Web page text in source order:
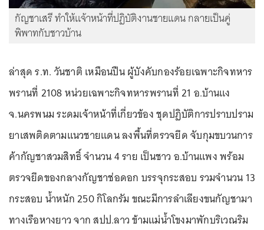
กัญชาเสรี ทำให้เเจ้าหน้าที่ปฏิบัติงานชายแดน กลายเป็นคู่
พิพาทกับชาวบ้าน
ล่าสุด ร.ท. วันชาติ เหมือนปืน ผู้บังคับกองร้อยเฉพาะกิจทหาร
พรานที่ 2108 หน่วยเฉพาะกิจทหารพรานที่ 21 อ.บ้านแง
จ.นครพนม ระดมเจ้าหน้าที่เกี่ยวข้อง ชุดปฏิบัติการปราบปราม
ยาเสพติดตามแนวชายแดน ลงพื้นที่ตรวจยึด จับกุมขบวนการ
ค้ากัญชาสวมสิทธิ์ จำนวน 4 ราย เป็นชาว อ.บ้านแพง พร้อม
ตรวจยึดของกลางกัญชาช่อดอก บรรจุกระสอบ รวมจำนวน 13
กระสอบ น้ำหนัก 250 กิโลกรัม ขณะมีการลำเลียงขนกัญชามา
ทางเรือหางยาว จาก สปป.ลาว ข้ามแม่น้ำโขงมาพักบริเวณริม